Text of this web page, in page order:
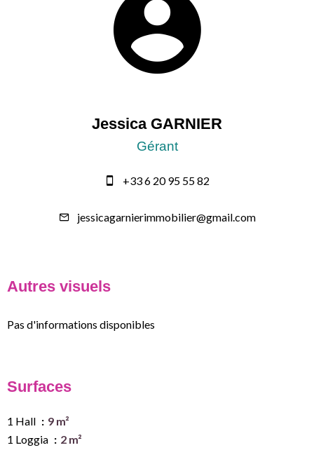
Jessica GARNIER
Gérant
+33 6 20 95 55 82
jessicagarnierimmobilier@gmail.com
Autres visuels
Pas d'informations disponibles
Surfaces
1 Hall
9 m²
1 Loggia
2 m²